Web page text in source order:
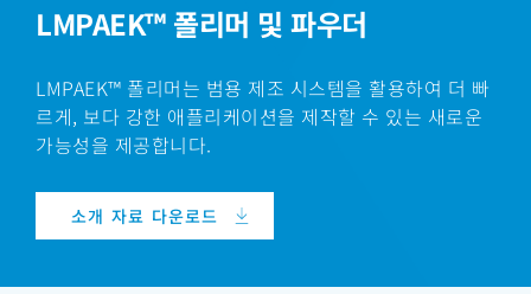
LMPAEK™ 폴리머 및 파우더
LMPAEK™ 폴리머는 범용 제조 시스템을 활용하여 더 빠
르게, 보다 강한 애플리케이션을 제작할 수 있는 새로운
가능성을 제공합니다.
소개 자료 다운로드